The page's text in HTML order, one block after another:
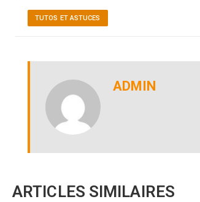
TUTOS ET ASTUCES
ADMIN
ARTICLES SIMILAIRES